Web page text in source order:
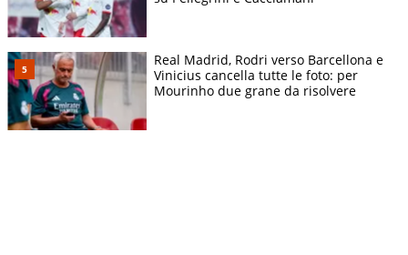
Real Madrid, Rodri verso Barcellona e
Vinicius cancella tutte le foto: per
Mourinho due grane da risolvere